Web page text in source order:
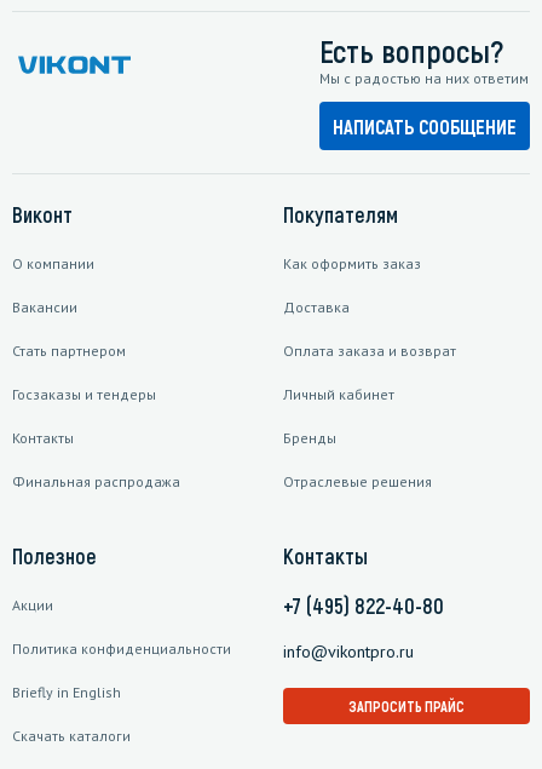
Есть вопросы?
Мы с радостью на них ответим
НАПИСАТЬ СООБЩЕНИЕ
Виконт
О компании
Вакансии
Стать партнером
Госзаказы и тендеры
Контакты
Финальная распродажа
Покупателям
Как оформить заказ
Доставка
Оплата заказа и возврат
Личный кабинет
Бренды
Отраслевые решения
Полезное
Акции
Политика конфиденциальности
Briefly in English
Скачать каталоги
Контакты
+7 (495) 822-40-80
info@vikontpro.ru
ЗАПРОСИТЬ ПРАЙС